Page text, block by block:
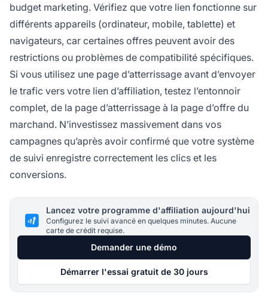
budget marketing. Vérifiez que votre lien fonctionne sur
différents appareils (ordinateur, mobile, tablette) et
navigateurs, car certaines offres peuvent avoir des
restrictions ou problèmes de compatibilité spécifiques.
Si vous utilisez une page d’atterrissage avant d’envoyer
le trafic vers votre lien d’affiliation, testez l’entonnoir
complet, de la page d’atterrissage à la page d’offre du
marchand. N’investissez massivement dans vos
campagnes qu’après avoir confirmé que votre système
de suivi enregistre correctement les clics et les
conversions.
Lancez votre programme d'affiliation aujourd'hui
Configurez le suivi avancé en quelques minutes. Aucune
carte de crédit requise.
Demander une démo
Démarrer l'essai gratuit de 30 jours